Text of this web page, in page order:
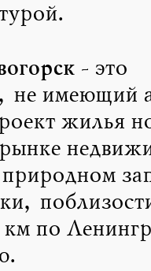
- это
не имеющий
жилья
по